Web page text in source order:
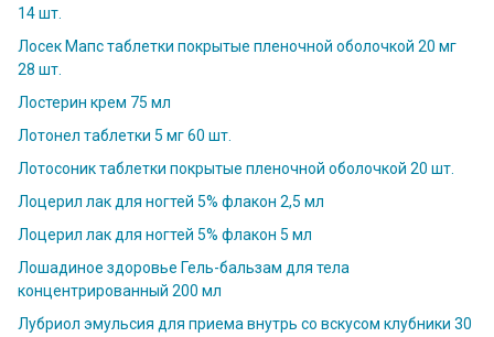
14 шт.
Лосек Мапс таблетки покрытые пленочной оболочкой 20 мг
28 шт.
Лостерин крем 75 мл
Лотонел таблетки 5 мг 60 шт.
Лотосоник таблетки покрытые пленочной оболочкой 20 шт.
Лоцерил лак для ногтей 5% флакон 2,5 мл
Лоцерил лак для ногтей 5% флакон 5 мл
Лошадиное здоровье Гель-бальзам для тела
концентрированный 200 мл
Лубриол эмульсия для приема внутрь со вскусом клубники 30